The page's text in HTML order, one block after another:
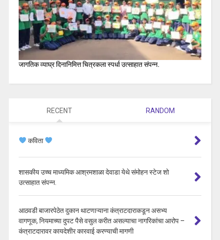
जागतिक व्याघ्र दिनानिमित्त चित्रकला स्पर्धा उत्साहात संपन्न.
RECENT RANDOM
कविता
शासकीय उच्च माध्यमिक आश्रमशाळा देवाडा येथे संमोहन स्टेज शो
उत्साहात संपन्न.
आठवडी बाजारपेठेत दुकान थाटणाऱ्याना कंत्राटदाराकडून असभ्य
वागणूक, नियमाच्या दुपट पैसे वसुल करीत असल्याचा नागरिकांचा आरोप –
कंत्राटदारावर कायदेशीर कारवाई करण्याची मागणी